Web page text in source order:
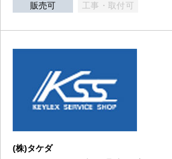
販売可 工事・取付可
(株)タケダ